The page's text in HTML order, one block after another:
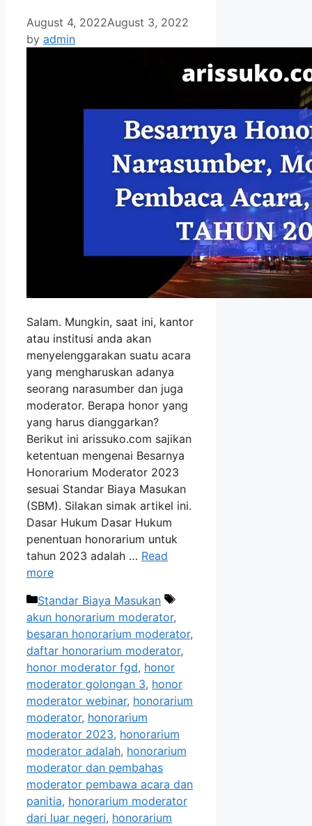
August 4, 2022August 3, 2022
by admin
Salam. Mungkin, saat ini, kantor
atau institusi anda akan
menyelenggarakan suatu acara
yang mengharuskan adanya
seorang narasumber dan juga
moderator. Berapa honor yang
yang harus dianggarkan?
Berikut ini arissuko.com sajikan
ketentuan mengenai Besarnya
Honorarium Moderator 2023
sesuai Standar Biaya Masukan
(SBM). Silakan simak artikel ini.
Dasar Hukum Dasar Hukum
penentuan honorarium untuk
tahun 2023 adalah … Read
more
Categories
Standar Biaya Masukan
Tags
akun honorarium moderator,
besaran honorarium moderator,
daftar honorarium moderator,
honor moderator fgd, honor
moderator golongan 3, honor
moderator webinar, honorarium
moderator, honorarium
moderator 2023, honorarium
moderator adalah, honorarium
moderator dan pembahas
moderator pembawa acara dan
panitia, honorarium moderator
dari luar negeri, honorarium